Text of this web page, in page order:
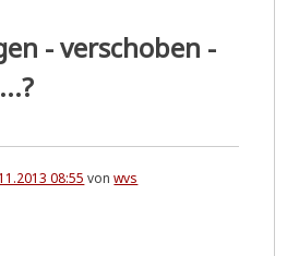
- verschoben -
08:55 vonwvs